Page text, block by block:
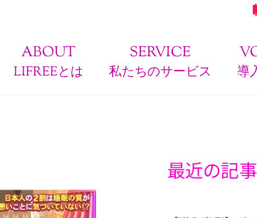
ABOUT
LIFREEとは
SERVICE
私たちのサービス 導
最近の記事